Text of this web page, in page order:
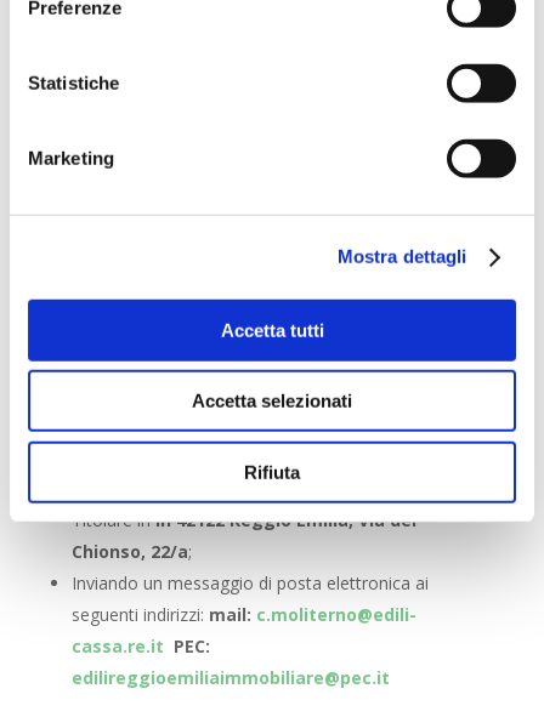
Preferenze
Statistiche
Marketing
Mostra dettagli
Accetta tutti
Accetta selezionati
Rifiuta
Tuttavia, si riserva la possibilità di utilizzare servizi in
cloud; nel qual caso, i fornitori dei servizi saranno
adeguate, così come previsto dall’art. 46 GDPR
679/16.
5. Diritti degli Interessati
dalla Normativa Applicabile, contattando il Titolare
con le seguenti modalità:
Titolare inin 42122 Reggio Emilia, Via del
Chionso, 22/a;
Inviando un messaggio di posta elettronica ai
seguenti indirizzi: mail: c.moliterno@edili-
cassa.re.it PEC:
edilireggioemiliaimmobiliare@pec.it